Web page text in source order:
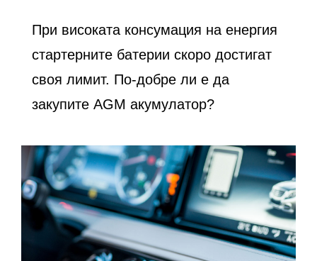
При високата консумация на енергия
стартерните батерии скоро достигат
своя лимит. По-добре ли е да
закупите AGM акумулатор?